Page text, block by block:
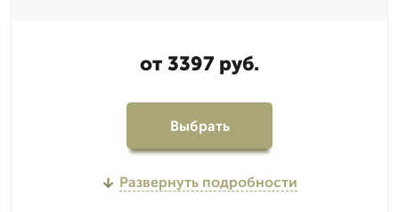
от 3397 руб.
Выбрать
Развернуть подробности